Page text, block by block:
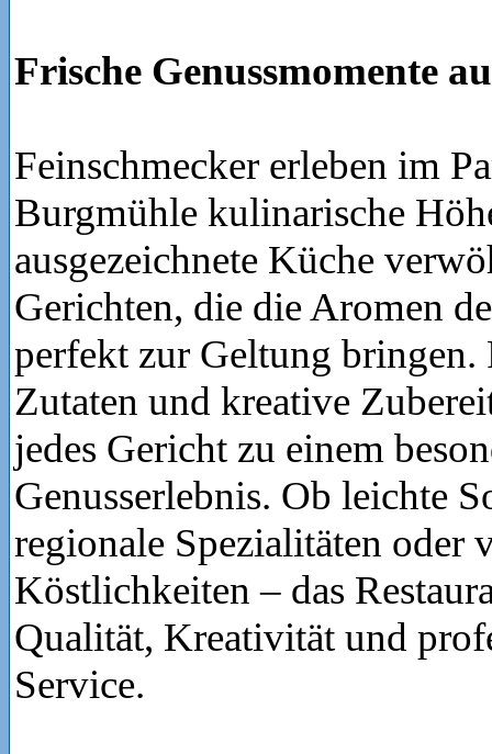
Frische Genussmomente
Feinschmecker erleben im
Burgmühle kulinarische
ausgezeichnete Küche
Gerichten, die die Aromen
perfekt zur Geltung bringen.
Zutaten und kreative
jedes Gericht zu einem
Genusserlebnis. Ob leichte
regionale Spezialitäten oder
Köstlichkeiten – das
Qualität, Kreativität und
Service.